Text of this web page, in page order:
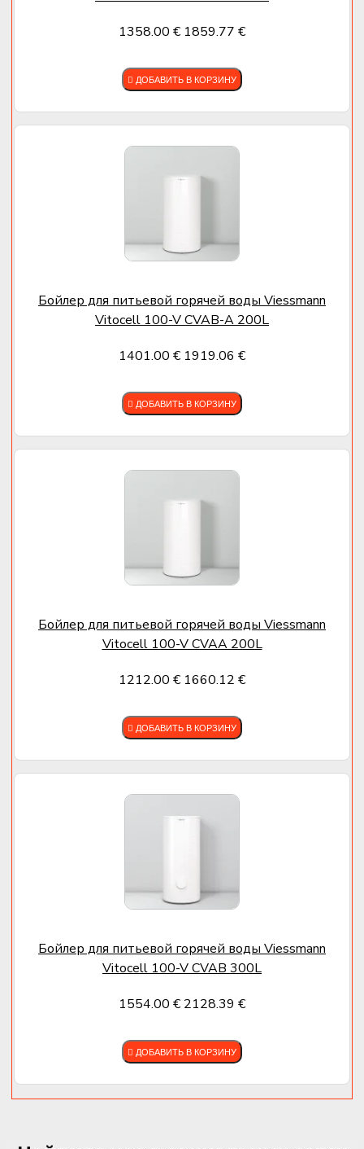
1358.00 € 1859.77 €
ДОБАВИТЬ В КОРЗИНУ
Бойлер для питьевой горячей воды Viessmann
Vitocell 100-V CVAB-A 200L
1401.00 € 1919.06 €
ДОБАВИТЬ В КОРЗИНУ
Бойлер для питьевой горячей воды Viessmann
Vitocell 100-V CVAA 200L
1212.00 € 1660.12 €
ДОБАВИТЬ В КОРЗИНУ
Бойлер для питьевой горячей воды Viessmann
Vitocell 100-V CVAB 300L
1554.00 € 2128.39 €
ДОБАВИТЬ В КОРЗИНУ